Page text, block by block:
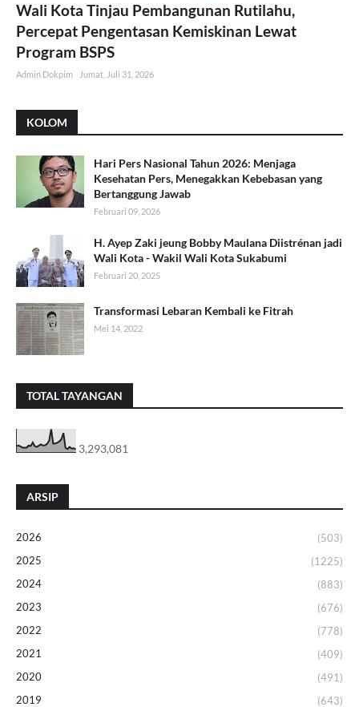
Wali Kota Tinjau Pembangunan Rutilahu,
Percepat Pengentasan Kemiskinan Lewat
Program BSPS
Admin Dokpim Jumat, Juli 31, 2026
KOLOM
Hari Pers Nasional Tahun 2026: Menjaga
Kesehatan Pers, Menegakkan Kebebasan yang
Bertanggung Jawab
Februari 09, 2026
H. Ayep Zaki jeung Bobby Maulana Diistrénan jadi
Wali Kota - Wakil Wali Kota Sukabumi
Februari 20, 2025
Transformasi Lebaran Kembali ke Fitrah
Mei 14, 2022
TOTAL TAYANGAN
3,293,081
ARSIP
2026
(503)
2025
(1225)
2024
(883)
2023
(676)
2022
(778)
2021
(409)
2020
(491)
2019
(643)